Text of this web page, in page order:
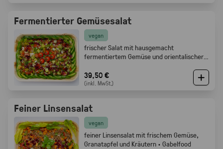
Fermentierter Gemüsesalat
vegan
frischer Salat mit hausgemacht
fermentiertem Gemüse und orientalischer
39,50 €
(inkl. MwSt.)
Feiner Linsensalat
vegan
feiner Linsensalat mit frischem Gemüse,
Granatapfel und Kräutern · Gabelfood